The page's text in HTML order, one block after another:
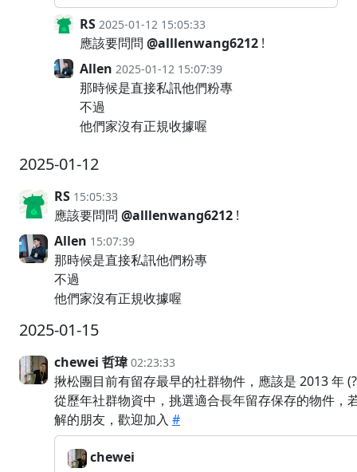
RS 2025-01-12 15:05:33
應該要問問 @alllenwang6212 !
Allen 2025-01-12 15:07:39
那時候是直接私訊他們粉專
不過
他們家沒有正規收據喔
2025-01-12
RS 15:05:33
應該要問問 @alllenwang6212 !
Allen 15:07:39
那時候是直接私訊他們粉專
不過
他們家沒有正規收據喔
2025-01-15
chewei 哲瑋 02:23:33
揪松團目前有留存最早的社群物件，應該是 2013 年
從歷年社群物資中，挑選適合長年留存保存的物件，
解的朋友，歡迎加入 #
chewei